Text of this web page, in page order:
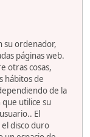
su ordenador,
páginas web.
otras cosas,
hábitos de
de la
utilice su
El
disco duro